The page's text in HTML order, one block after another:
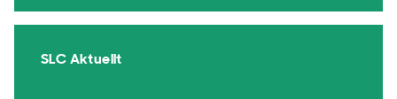
SLC Aktuellt